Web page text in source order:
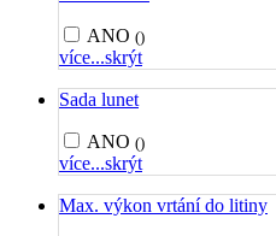
ANO ()
více...skrýt
Sada lunet
ANO ()
více...skrýt
Max. výkon vrtání do litiny